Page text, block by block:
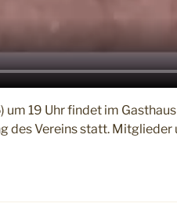
um 19 Uhr findet im
des Vereins statt. Mitglieder